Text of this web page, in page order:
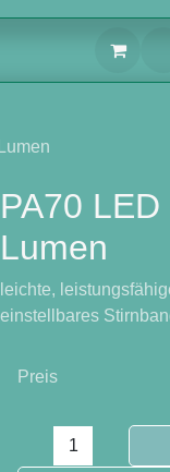
150 Lumen
PA70 LED
Lumen
leichte,
aufladbar)
Preis